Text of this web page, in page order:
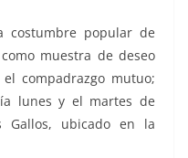
costumbre popular de
muestra de deseo
compadrazgo mutuo;
lunes y el martes de
ubicado en la